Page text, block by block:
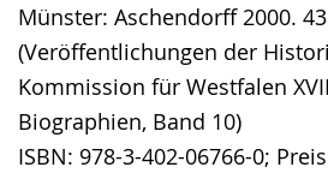
Münster: Aschendorff 2000.
(Veröffentlichungen der
Kommission für Westfalen
Biographien, Band 10)
ISBN: 978-3-402-06766-0;